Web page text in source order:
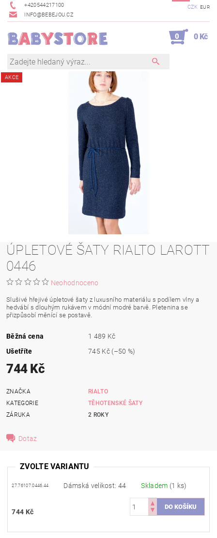
+420544217100
INFO@BEBEJOU.CZ
CZK EUR
0 0 Kč
AKCE
ÚPLETOVÉ ŠATY RIALTO LAROTT
0446
Neohodnoceno
Slušivé hřejivé úpletové šaty z luxusního materiálu s podílem vlny a
hedvábí s dlouhým rukávem v módní modré barvě. Pletenina se
přizpůsobí měnící se postavě.
Běžná cena
1 489 Kč
Ušetříte
745 Kč (–50 %)
744 Kč
ZNAČKA
RIALTO
KATEGORIE
TĚHOTENSKÉ ŠATY
ZÁRUKA
2 ROKY
Dotaz
ZVOLTE VARIANTU
27.76107.0446.44 Dámská velikost: 44 Skladem (1 ks)
744 Kč